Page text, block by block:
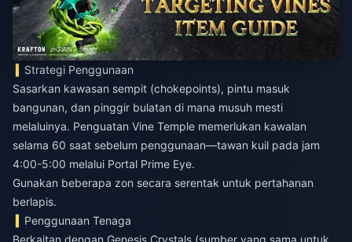
Strategi Penggunaan
Sasarkan kawasan sempit (chokepoints), pintu masuk
bangunan, dan pinggir bulatan di mana musuh mesti
melaluinya. Penguatan Vine Temple memerlukan kawalan
selama 60 saat sebelum penggunaan—tawan kuil pada jam
4:00-5:00 melalui Portal Prime Eye.
Gunakan beberapa zon secara serentak untuk pertahanan
berlapis.
Penggunaan Tenaga
Berkaitan dengan Genesis Crystals (sumber yang sama untuk